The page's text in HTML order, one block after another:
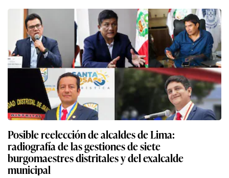
Posible reelección de alcaldes de Lima:
radiografía de las gestiones de siete
burgomaestres distritales y del exalcalde
municipal